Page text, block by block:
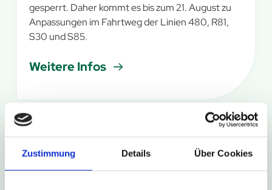
Zustimmung Details Über Cookies
gesperrt. Daher kommt es bis zum 21. August zu
Anpassungen im Fahrtweg der Linien 480, R81,
S30 und S85.
Weitere Infos
Kurze Umleitung in Bad Driburg-